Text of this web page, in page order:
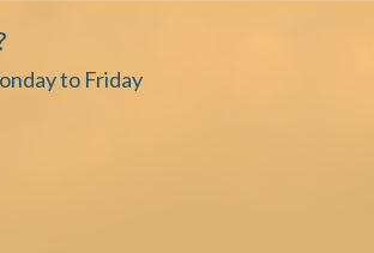
to Friday